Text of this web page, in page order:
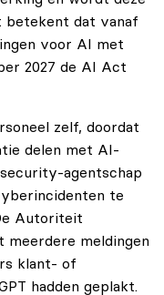
betekent dat vanaf
voor AI met
2027 de AI Act
zelf, doordat
delen met AI-
agentschap
te
Autoriteit
meerdere meldingen
klant- of
hadden geplakt.